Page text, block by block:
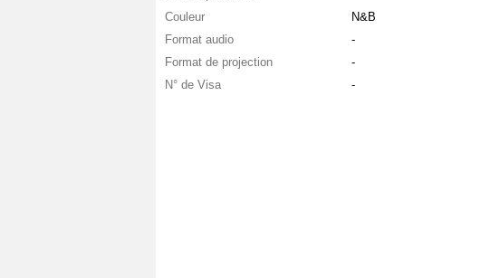
Couleur
N&B
Format audio
-
Format de projection
-
N° de Visa
-